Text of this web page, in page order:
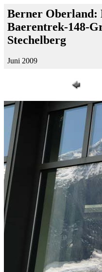
Berner Oberland:
Baerentrek-148-
Stechelberg
Juni 2009